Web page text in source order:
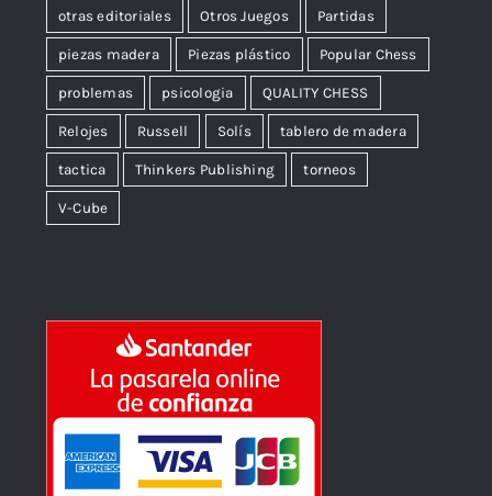
otras editoriales Otros Juegos Partidas
piezas madera Piezas plástico Popular Chess
problemas psicologia QUALITY CHESS
Relojes Russell Solís tablero de madera
tactica Thinkers Publishing torneos
V-Cube